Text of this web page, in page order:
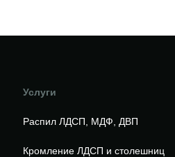
Услуги
Распил ЛДСП, МДФ, ДВП
Кромление ЛДСП и столешниц